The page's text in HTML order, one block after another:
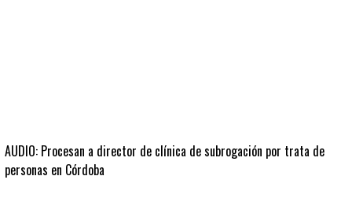
AUDIO: Procesan a director de clínica de subrogación por trata de
personas en Córdoba